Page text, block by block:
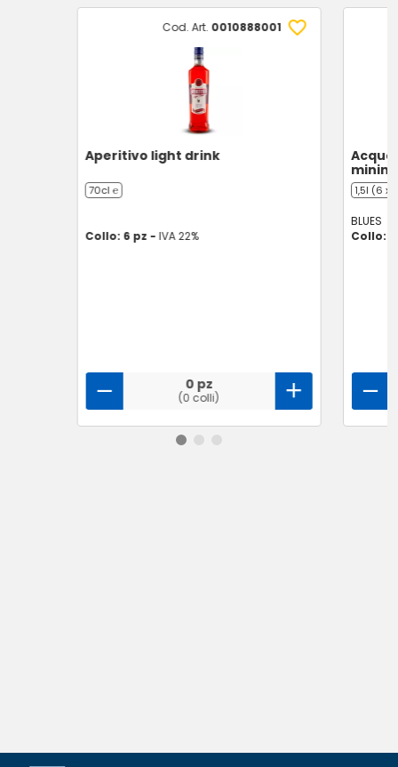
Cod. Art. 0010888001
Aperitivo light drink
70cl ℮
Collo: 6 pz - IVA 22%
0 pz
(0 colli)
1,5l (6 x
BLUES
Collo: